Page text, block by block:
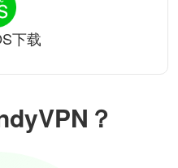
？
下载